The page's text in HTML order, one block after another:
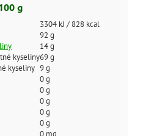
g
3304 kJ / 828 kcal
92 g
14 g
kyseliny69 g
kyseliny 9 g
0 g
0 g
0 g
0 g
0 g
0 mg